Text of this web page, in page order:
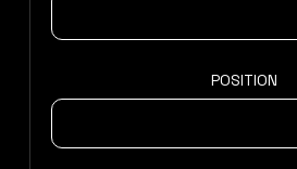
POSITION